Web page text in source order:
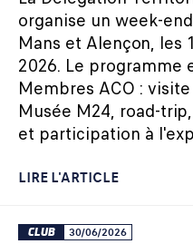
organise un week-
Mans et Alençon,
2026. Le programme
Membres ACO :
Musée M24, road-
et participation à
LIRE L'ARTICLE
CLUB 30/06/2026